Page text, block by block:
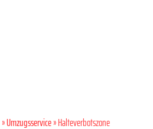
»Umzugsservice» Halteverbotszone